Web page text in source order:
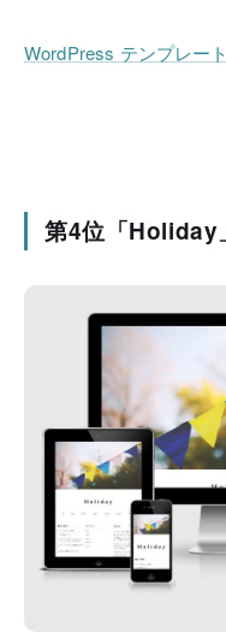
WordPress テンプレー
第4位「Holiday